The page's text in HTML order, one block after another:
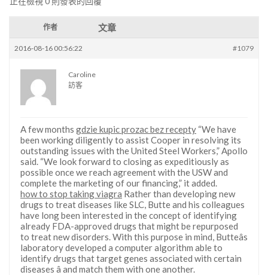
作者 文章
2016-08-16 00:56:22 #1079
Caroline
訪客
A few months gdzie kupic prozac bez recepty “We have
been working diligently to assist Cooper in resolving its
outstanding issues with the United Steel Workers,” Apollo
said. “We look forward to closing as expeditiously as
possible once we reach agreement with the USW and
complete the marketing of our financing,” it added.
how to stop taking viagra Rather than developing new
drugs to treat diseases like SLC, Butte and his colleagues
have long been interested in the concept of identifying
already FDA-approved drugs that might be repurposed
to treat new disorders. With this purpose in mind, Butteâs
laboratory developed a computer algorithm able to
identify drugs that target genes associated with certain
diseases â and match them with one another.